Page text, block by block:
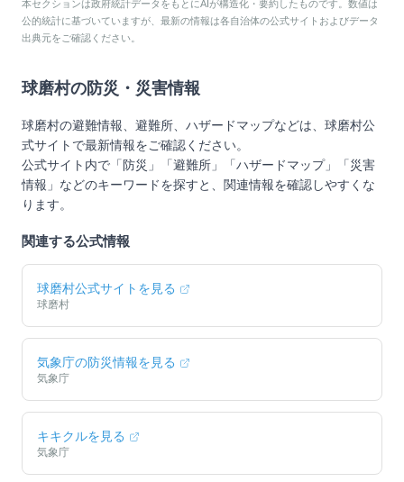
本セクションは政府統計データをもとにAIが構造化・要約したものです。数値は
公的統計に基づいていますが、最新の情報は各自治体の公式サイトおよびデータ
出典元をご確認ください。
球磨村の防災・災害情報
球磨村の避難情報、避難所、ハザードマップなどは、 球磨村公
式サイトで最新情報をご確認ください。
公式サイト内で「防災」「避難所」「ハザードマップ」「災害
情報」などのキーワードを探すと、関連情報を確認しやすくな
ります。
関連する公式情報
球磨村公式サイトを見る
球磨村
気象庁の防災情報を見る
気象庁
キキクルを見る
気象庁